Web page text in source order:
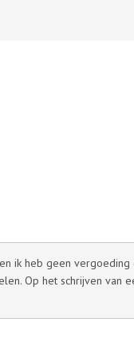
ik heb geen
Op het schrijven van